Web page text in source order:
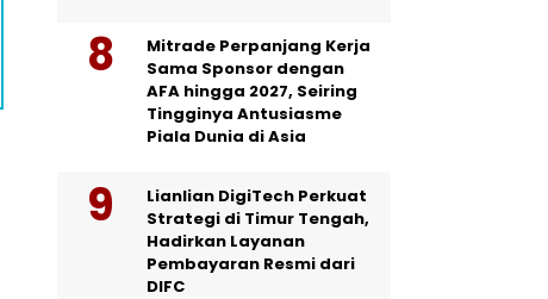
Mitrade Perpanjang Kerja
Sama Sponsor dengan
AFA hingga 2027, Seiring
Tingginya Antusiasme
Piala Dunia di Asia
Lianlian DigiTech Perkuat
Strategi di Timur Tengah,
Hadirkan Layanan
Pembayaran Resmi dari
DIFC